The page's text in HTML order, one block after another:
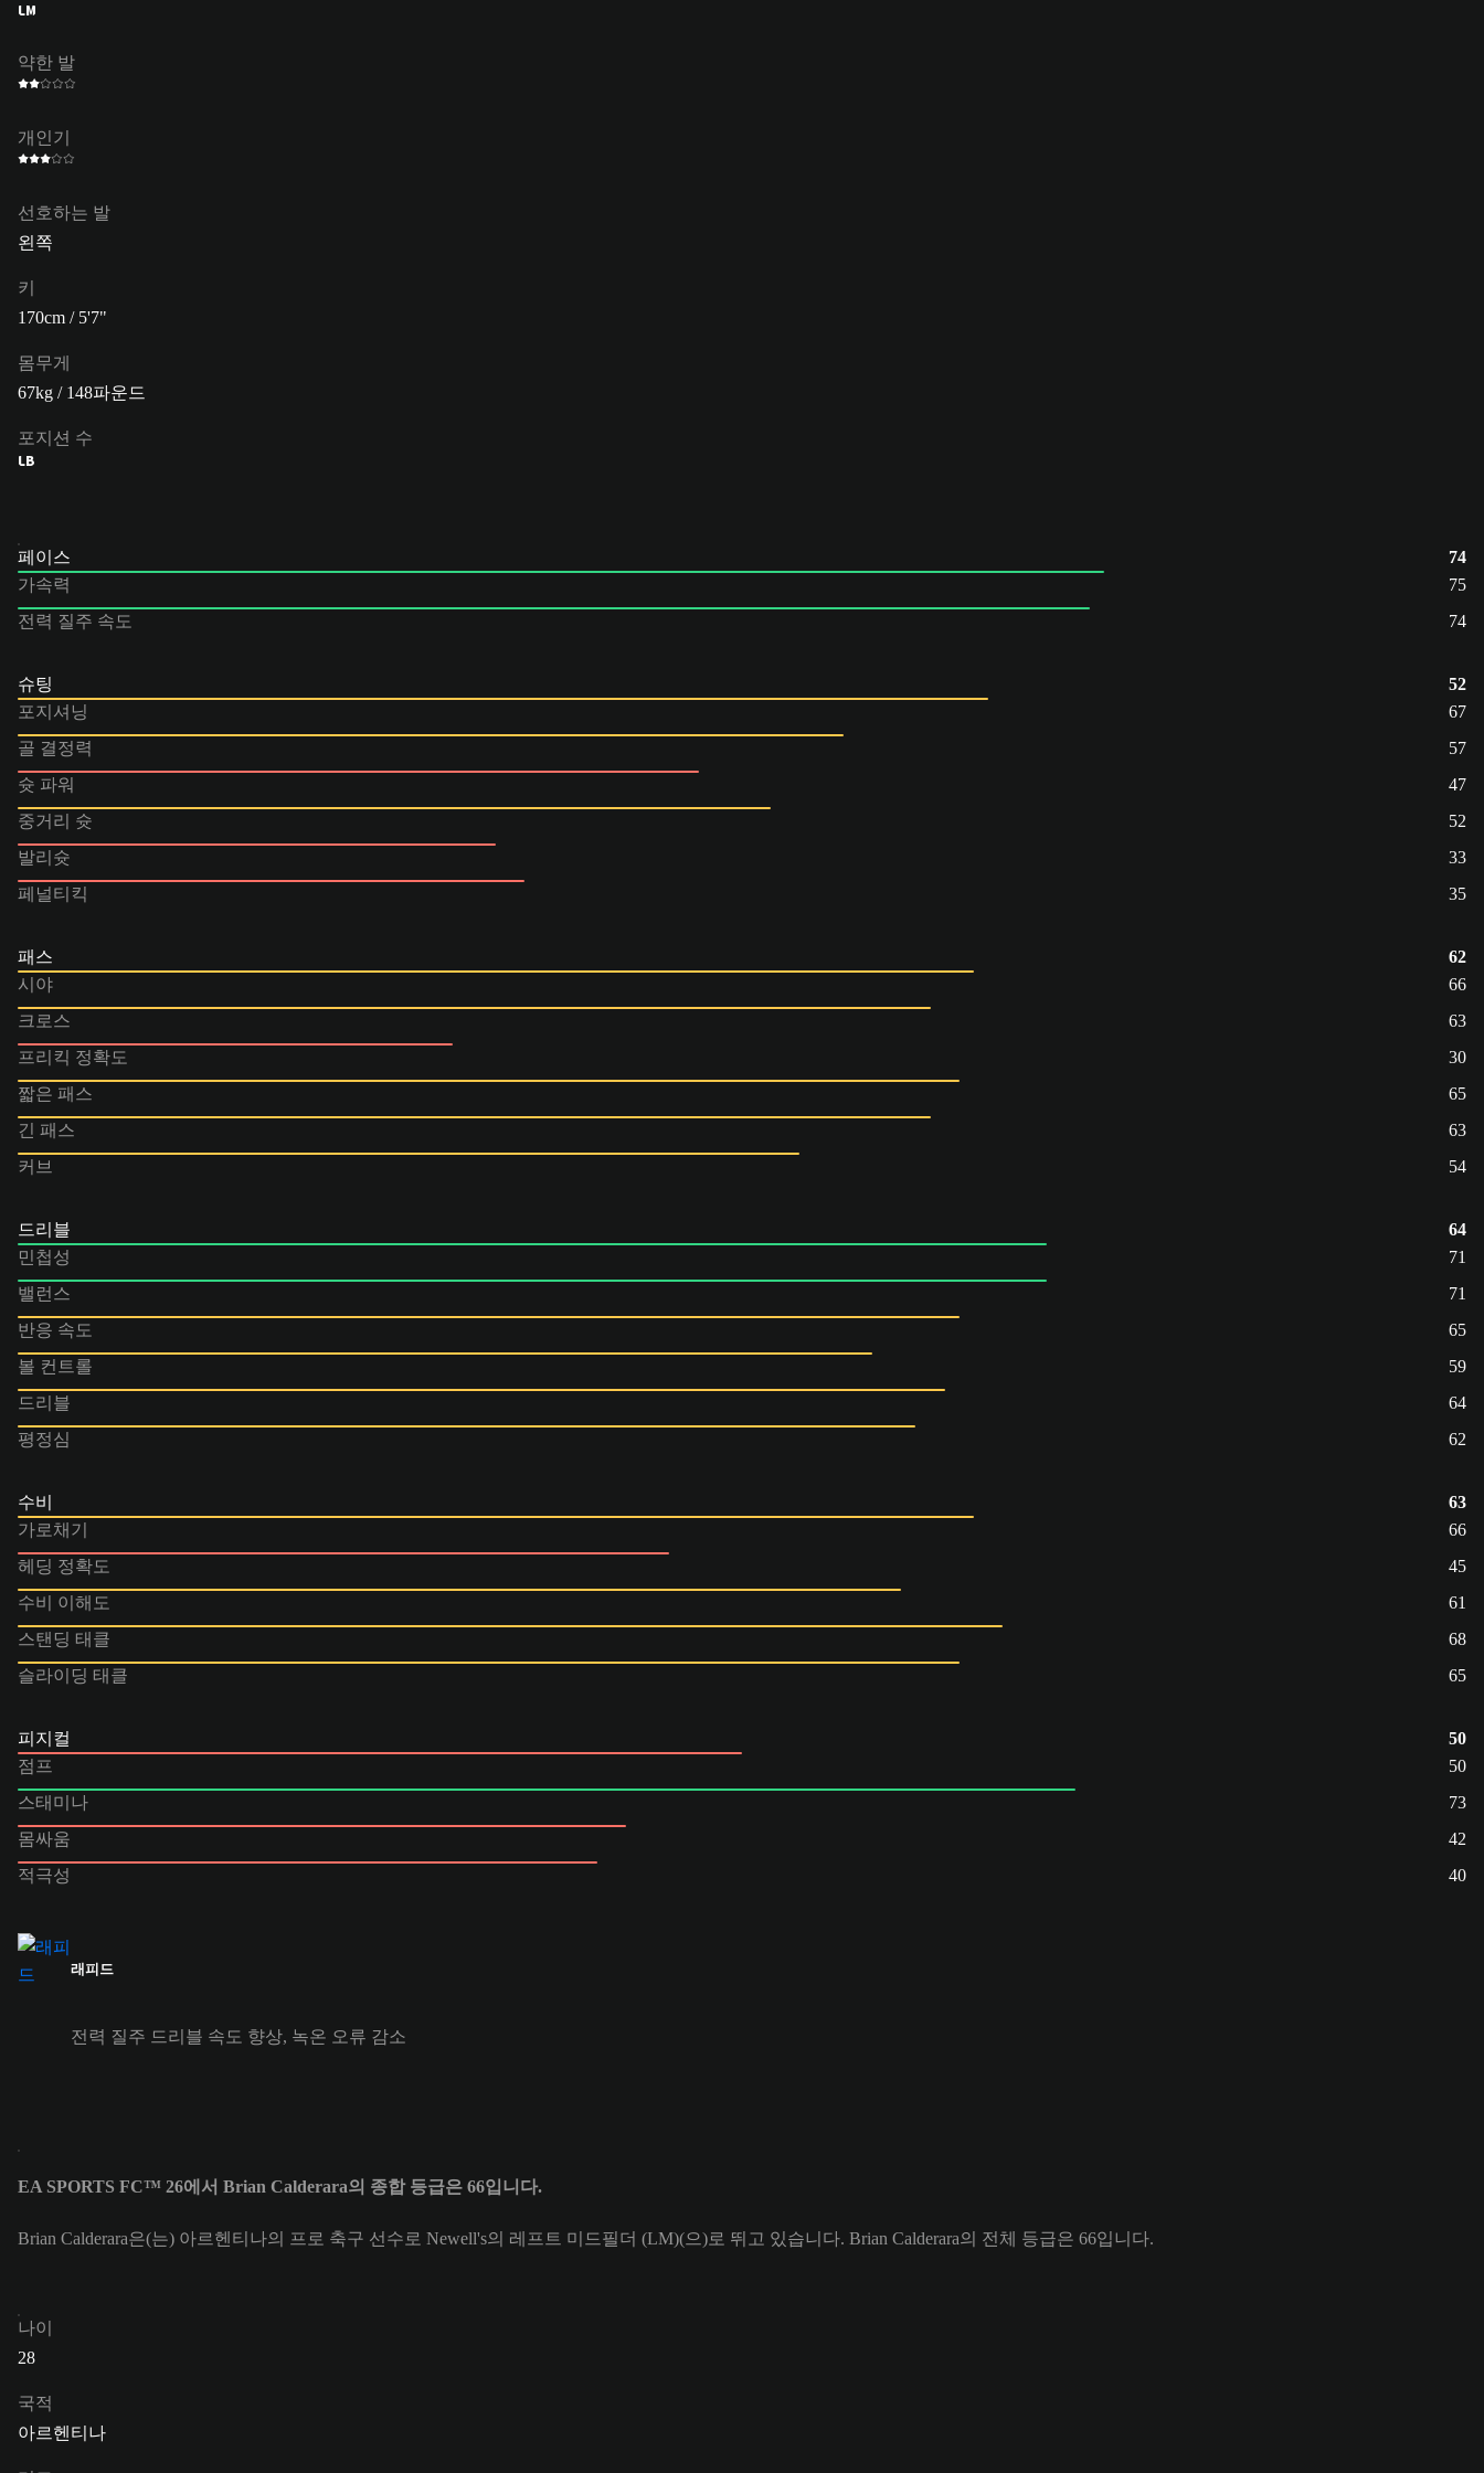
LM
약한 발
개인기
선호하는 발
왼쪽
키
170cm / 5'7"
몸무게
67kg / 148파운드
포지션 수
LB
페이스
74
가속력
75
전력 질주 속도
74
슈팅
52
포지셔닝
67
골 결정력
57
슛 파워
47
중거리 슛
52
발리슛
33
페널티킥
35
패스
62
시야
66
크로스
63
프리킥 정확도
30
짧은 패스
65
긴 패스
63
커브
54
드리블
64
민첩성
71
밸런스
71
반응 속도
65
볼 컨트롤
59
드리블
64
평정심
62
수비
63
가로채기
66
헤딩 정확도
45
수비 이해도
61
스탠딩 태클
68
슬라이딩 태클
65
피지컬
50
점프
50
스태미나
73
몸싸움
42
적극성
40
래피드
전력 질주 드리블 속도 향상, 녹온 오류 감소
EA SPORTS FC™ 26에서 Brian Calderara의 종합 등급은 66입니다.
Brian Calderara은(는) 아르헨티나의 프로 축구 선수로 Newell's의 레프트 미드필더 (LM)(으)로 뛰고 있습니다. Brian Calderara의 전체 등급은 66입니다.
나이
28
국적
아르헨티나